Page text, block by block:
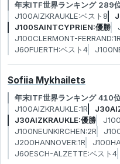
年末ITF世界ランキング 289
J100AIZKRAUKLE:ベスト8
J100SAINTCYPRIEN:優勝
J100CLERMONT-FERRAND:1R
J60FUERTH:ベスト4
Sofiia Mykhailets
年末ITF世界ランキング 410
J100AIZKRAUKLE:1R
J30AIZKRAUKLE:優勝
J100NEUNKIRCHEN:2R
J200HANNOVER:1R
J60ESCH-ALZETTE:ベスト4